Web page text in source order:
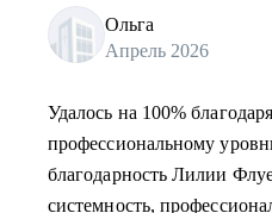
Ольга
Апрель 2026
Удалось на 100%
профессиональному
благодарность Лилии
системность,